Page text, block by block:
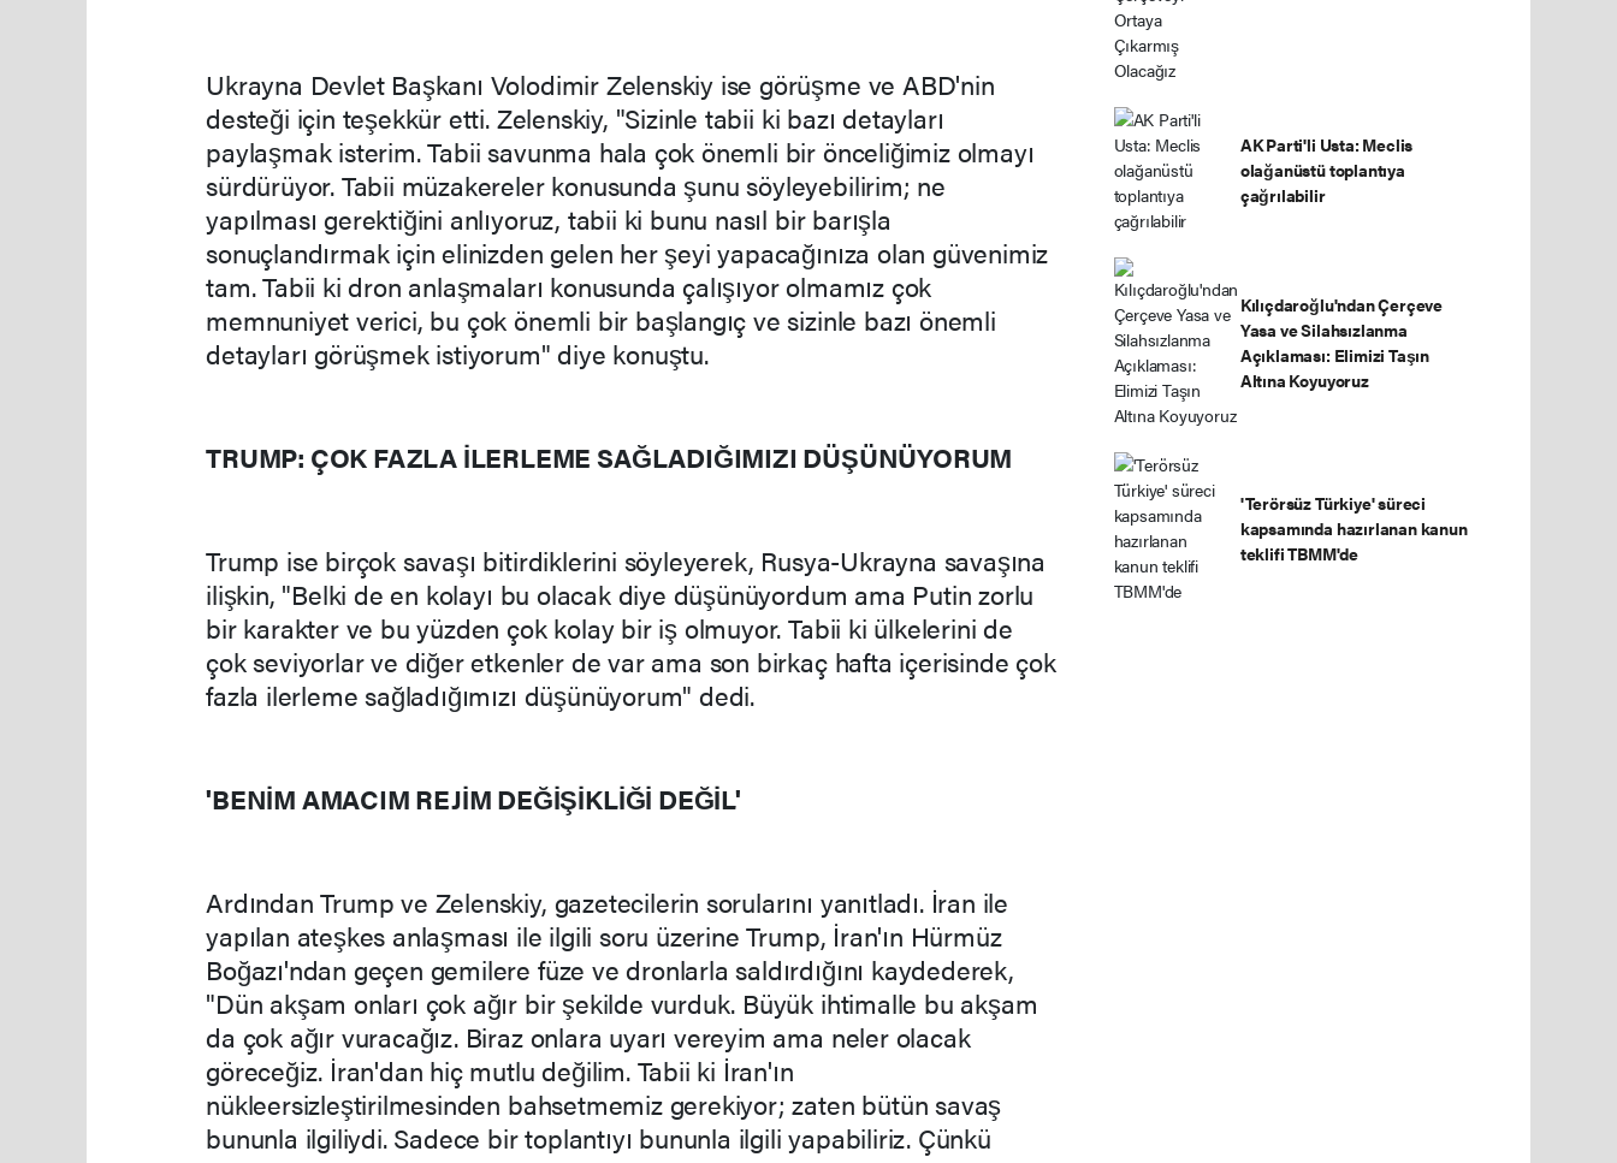
Ukrayna Devlet Başkanı Volodimir Zelenskiy ise görüşme ve ABD'nin
desteği için teşekkür etti. Zelenskiy, "Sizinle tabii ki bazı detayları
paylaşmak isterim. Tabii savunma hala çok önemli bir önceliğimiz olmayı
sürdürüyor. Tabii müzakereler konusunda şunu söyleyebilirim; ne
yapılması gerektiğini anlıyoruz, tabii ki bunu nasıl bir barışla
sonuçlandırmak için elinizden gelen her şeyi yapacağınıza olan güvenimiz
tam. Tabii ki dron anlaşmaları konusunda çalışıyor olmamız çok
memnuniyet verici, bu çok önemli bir başlangıç ve sizinle bazı önemli
detayları görüşmek istiyorum" diye konuştu.
TRUMP: ÇOK FAZLA İLERLEME SAĞLADIĞIMIZI DÜŞÜNÜYORUM
Trump ise birçok savaşı bitirdiklerini söyleyerek, Rusya-Ukrayna savaşına
ilişkin, "Belki de en kolayı bu olacak diye düşünüyordum ama Putin zorlu
bir karakter ve bu yüzden çok kolay bir iş olmuyor. Tabii ki ülkelerini de
çok seviyorlar ve diğer etkenler de var ama son birkaç hafta içerisinde çok
fazla ilerleme sağladığımızı düşünüyorum" dedi.
'BENİM AMACIM REJİM DEĞİŞİKLİĞİ DEĞİL'
Ardından Trump ve Zelenskiy, gazetecilerin sorularını yanıtladı. İran ile
yapılan ateşkes anlaşması ile ilgili soru üzerine Trump, İran'ın Hürmüz
Boğazı'ndan geçen gemilere füze ve dronlarla saldırdığını kaydederek,
"Dün akşam onları çok ağır bir şekilde vurduk. Büyük ihtimalle bu akşam
da çok ağır vuracağız. Biraz onlara uyarı vereyim ama neler olacak
göreceğiz. İran'dan hiç mutlu değilim. Tabii ki İran'ın
nükleersizleştirilmesinden bahsetmemiz gerekiyor; zaten bütün savaş
bununla ilgiliydi. Sadece bir toplantıyı bununla ilgili yapabiliriz. Çünkü
AK Parti'li Usta: Meclis
olağanüstü toplantıya
çağrılabilir
Kılıçdaroğlu'ndan Çerçeve
Yasa ve Silahsızlanma
Açıklaması: Elimizi Taşın
Altına Koyuyoruz
'Terörsüz Türkiye' süreci
kapsamında hazırlanan kanun
teklifi TBMM'de